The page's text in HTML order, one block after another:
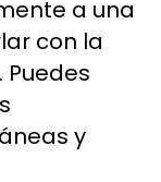
a una
con la
y